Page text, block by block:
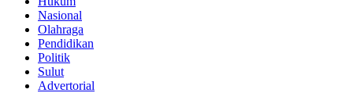
Nasional
Olahraga
Pendidikan
Politik
Sulut
Advertorial